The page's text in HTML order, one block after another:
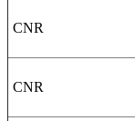
CNR
CNR